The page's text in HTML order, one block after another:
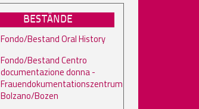
BESTÄNDE
Fondo/Bestand Oral History
Fondo/Bestand Centro
documentazione donna -
Frauendokumentationszentrum
Bolzano/Bozen